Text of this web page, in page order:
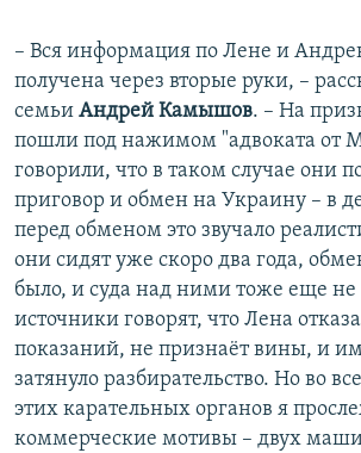
– Вся информация по Лене и
получена через вторые руки, –
семьи Андрей Камышов. – На
пошли под нажимом "адвоката от
говорили, что в таком случае они
приговор и обмен на Украину – в
перед обменом это звучало
они сидят уже скоро два года,
было, и суда над ними тоже еще
источники говорят, что Лена
показаний, не признаёт вины, и
затянуло разбирательство. Но во
этих карательных органов я
коммерческие мотивы – двух